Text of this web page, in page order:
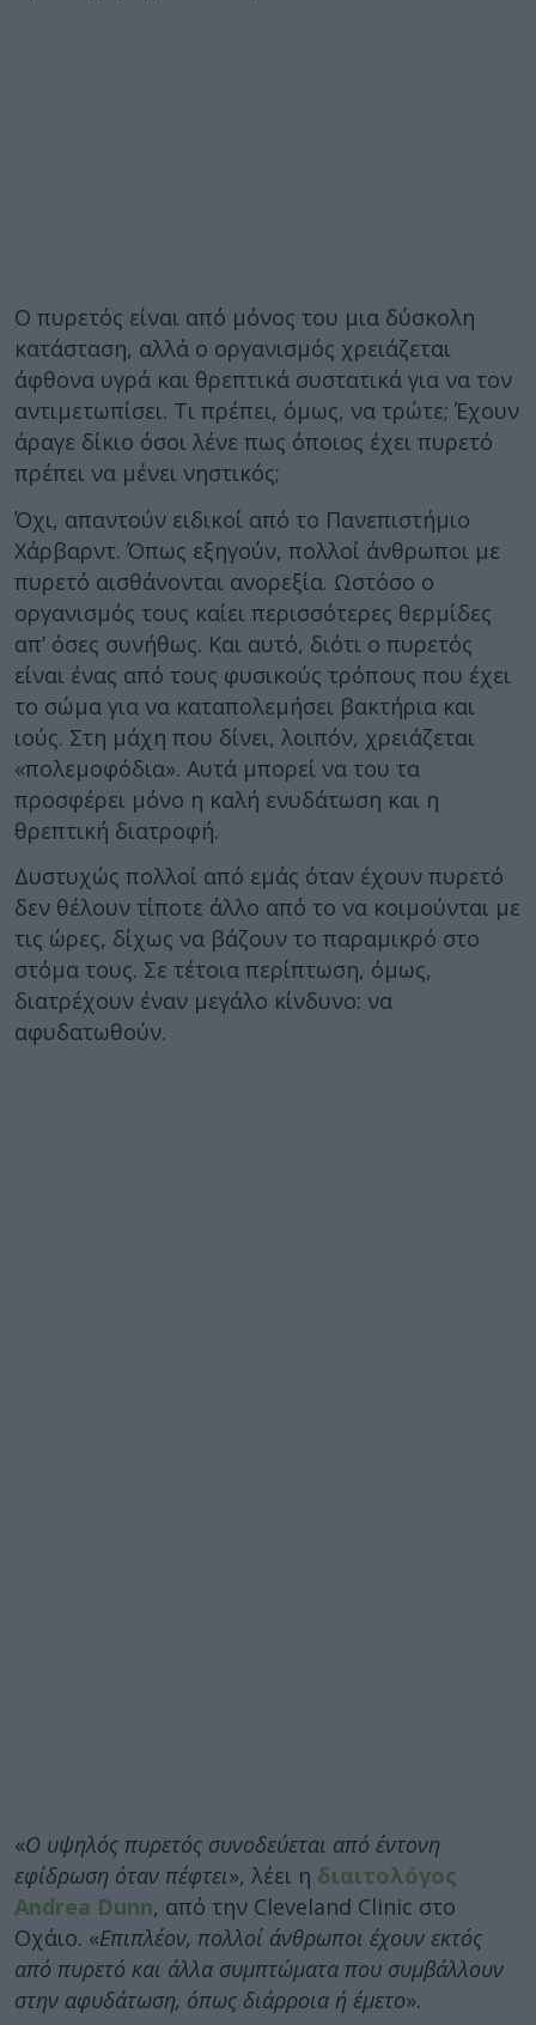
Ο πυρετός είναι από μόνος του μια δύσκολη
κατάσταση, αλλά ο οργανισμός χρειάζεται
άφθονα υγρά και θρεπτικά συστατικά για να τον
αντιμετωπίσει. Τι πρέπει, όμως, να τρώτε; Έχουν
άραγε δίκιο όσοι λένε πως όποιος έχει πυρετό
πρέπει να μένει νηστικός;
Όχι, απαντούν ειδικοί από το Πανεπιστήμιο
Χάρβαρντ. Όπως εξηγούν, πολλοί άνθρωποι με
πυρετό αισθάνονται ανορεξία. Ωστόσο ο
οργανισμός τους καίει περισσότερες θερμίδες
απ’ όσες συνήθως. Και αυτό, διότι ο πυρετός
είναι ένας από τους φυσικούς τρόπους που έχει
το σώμα για να καταπολεμήσει βακτήρια και
ιούς. Στη μάχη που δίνει, λοιπόν, χρειάζεται
«πολεμοφόδια». Αυτά μπορεί να του τα
προσφέρει μόνο η καλή ενυδάτωση και η
θρεπτική διατροφή.
Δυστυχώς πολλοί από εμάς όταν έχουν πυρετό
δεν θέλουν τίποτε άλλο από το να κοιμούνται με
τις ώρες, δίχως να βάζουν το παραμικρό στο
στόμα τους. Σε τέτοια περίπτωση, όμως,
διατρέχουν έναν μεγάλο κίνδυνο: να
αφυδατωθούν.
«Ο υψηλός πυρετός συνοδεύεται από έντονη
εφίδρωση όταν πέφτει», λέει η διαιτολόγος
Andrea Dunn, από την Cleveland Clinic στο
Οχάιο. «Επιπλέον, πολλοί άνθρωποι έχουν εκτός
από πυρετό και άλλα συμπτώματα που συμβάλλουν
στην αφυδάτωση, όπως διάρροια ή έμετο».